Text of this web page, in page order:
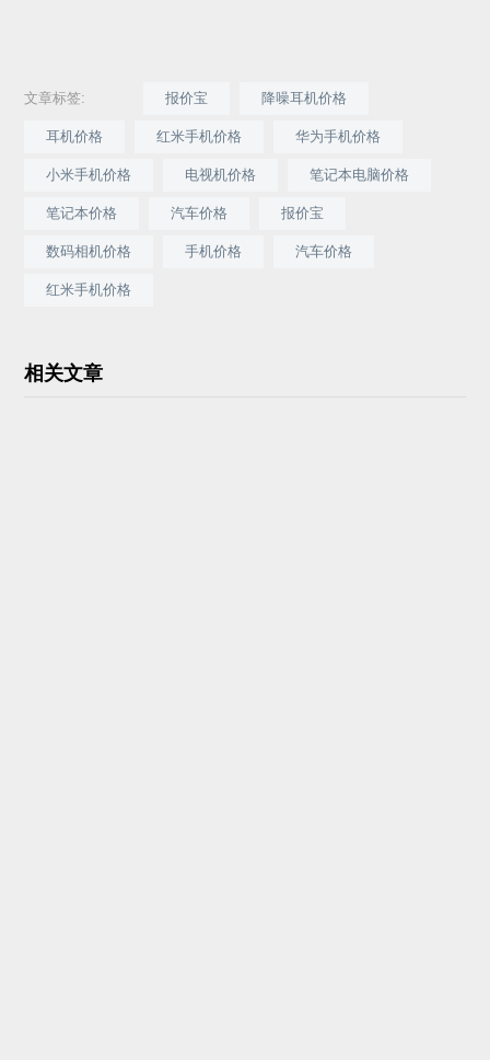
文章标签: 报价宝 降噪耳机价格
耳机价格 红米手机价格 华为手机价格
小米手机价格 电视机价格 笔记本电脑价格
笔记本价格 汽车价格 报价宝
数码相机价格 手机价格 汽车价格
红米手机价格
相关文章